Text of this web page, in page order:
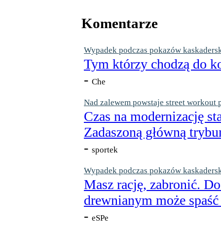
Komentarze
Wypadek podczas pokazów
Tym którzy chodzą do
- Che
Nad zalewem powstaje street workout
Czas na modernizację
Zadaszoną główną
- sportek
Wypadek podczas pokazów
Masz rację, zabronić.
drewnianym może
- eSPe